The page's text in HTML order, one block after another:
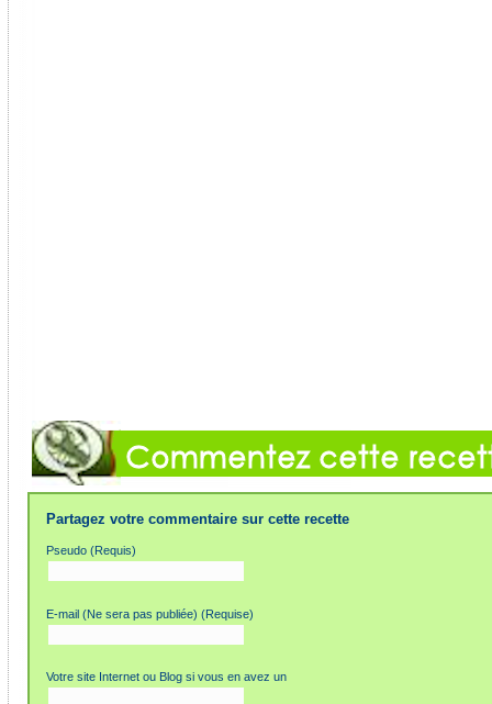
Partagez votre commentaire sur cette recette
Pseudo (Requis)
E-mail (Ne sera pas publiée) (Requise)
Votre site Internet ou Blog si vous en avez un